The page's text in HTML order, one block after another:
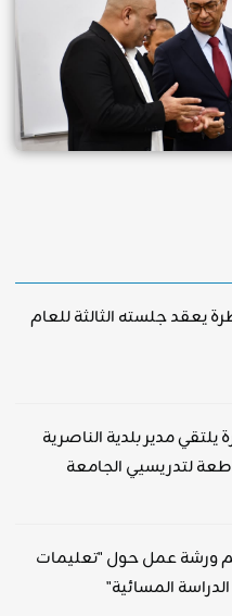
جلسته الثالثة للعام
مدير بلدية الناصرية
لتدريسيي الجامعة
ورشة عمل حول "تعليمات
المسائية"